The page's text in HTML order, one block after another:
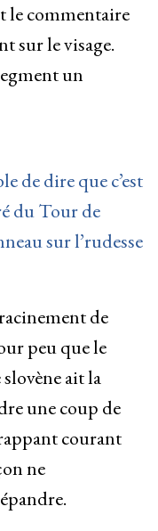
le commentaire
sur le visage.
un
de dire que c’est
du Tour de
sur l’rudesse
de
peu que le
ait la
une coup de
courant
ne